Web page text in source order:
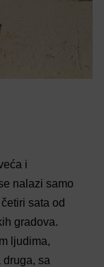
i
nalazi samo
sata od
gradova.
ljudima,
sa